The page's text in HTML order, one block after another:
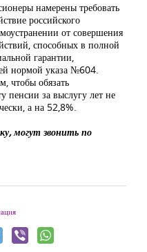
намерены требовать
российского
от совершения
способных в полной
гарантии,
нормой указа №604.
чтобы обязать
пенсии за выслугу лет не
а на 52,8%.
могут звонить по